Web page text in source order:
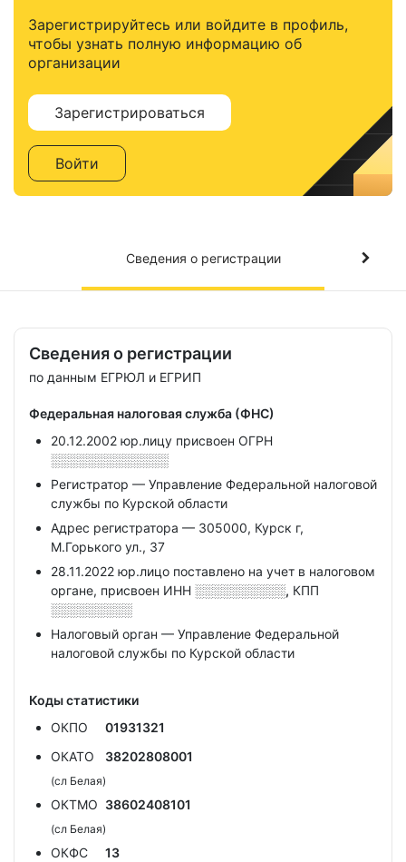
Зарегистрируйтесь или войдите в профиль,
чтобы узнать полную информацию об
организации
Зарегистрироваться
Войти
Сведения о регистрации
Сведения о регистрации
по данным ЕГРЮЛ и ЕГРИП
Федеральная налоговая служба (ФНС)
20.12.2002 юр.лицу присвоен ОГРН
░░░░░░░░░░░░░
Регистратор — Управление Федеральной налоговой
службы по Курской области
Адрес регистратора — 305000, Курск г,
М.Горького ул., 37
28.11.2022 юр.лицо поставлено на учет в налоговом
органе, присвоен ИНН ░░░░░░░░░░, КПП
░░░░░░░░░
Налоговый орган — Управление Федеральной
налоговой службы по Курской области
Коды статистики
ОКПО
01931321
ОКАТО
38202808001
(сл Белая)
ОКТМО 38602408101
(сл Белая)
ОКФС 13